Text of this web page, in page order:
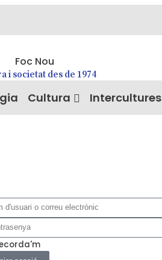
i societat des de 1974
Cultura Intercultures